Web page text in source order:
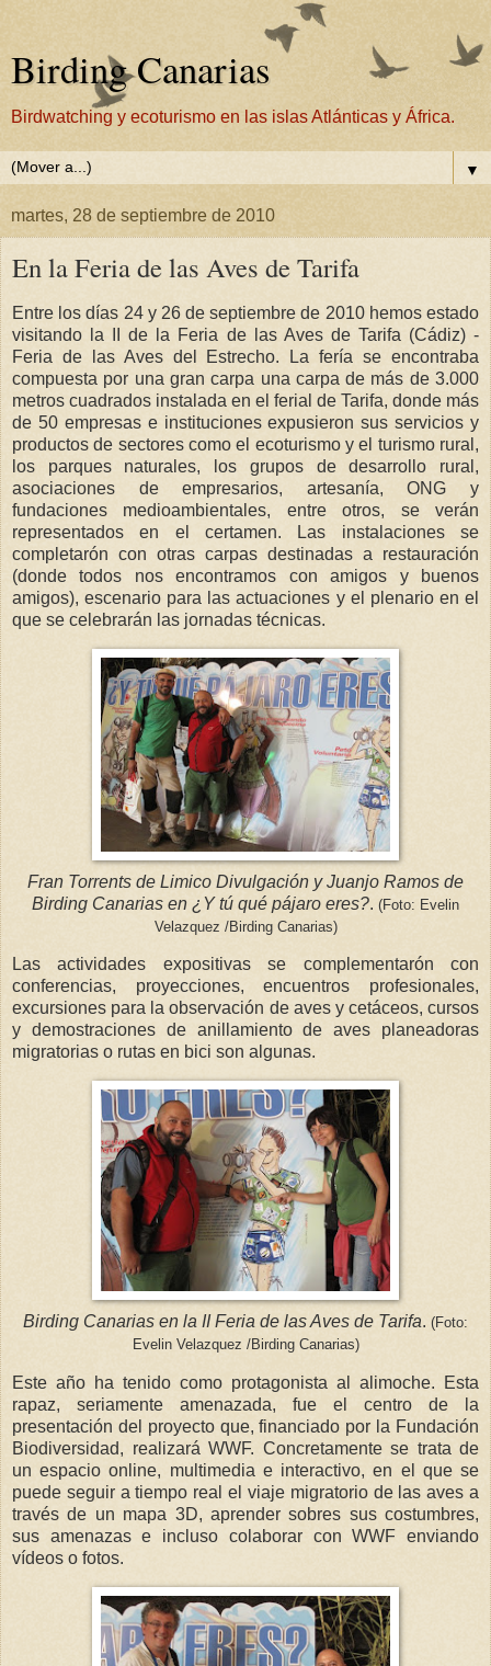
Birding Canarias
Birdwatching y ecoturismo en las islas Atlánticas y África.
▼
martes, 28 de septiembre de 2010
En la Feria de las Aves de Tarifa
Entre los días 24 y 26 de septiembre de 2010 hemos estado
visitando la II de la Feria de las Aves de Tarifa (Cádiz) -
Feria de las Aves del Estrecho. La fería se encontraba
compuesta por una gran carpa una carpa de más de 3.000
metros cuadrados instalada en el ferial de Tarifa, donde más
de 50 empresas e instituciones expusieron sus servicios y
productos de sectores como el ecoturismo y el turismo rural,
los parques naturales, los grupos de desarrollo rural,
asociaciones de empresarios, artesanía, ONG y
fundaciones medioambientales, entre otros, se verán
representados en el certamen. Las instalaciones se
completarón con otras carpas destinadas a restauración
(donde todos nos encontramos con amigos y buenos
amigos), escenario para las actuaciones y el plenario en el
que se celebrarán las jornadas técnicas.
Fran Torrents de Limico Divulgación y Juanjo Ramos de
Birding Canarias en ¿Y tú qué pájaro eres?. (Foto: Evelin
Velazquez /Birding Canarias)
Las actividades expositivas se complementarón con
conferencias, proyecciones, encuentros profesionales,
excursiones para la observación de aves y cetáceos, cursos
y demostraciones de anillamiento de aves planeadoras
migratorias o rutas en bici son algunas.
Birding Canarias en la II Feria de las Aves de Tarifa. (Foto:
Evelin Velazquez /Birding Canarias)
Este año ha tenido como protagonista al alimoche. Esta
rapaz, seriamente amenazada, fue el centro de la
presentación del proyecto que, financiado por la Fundación
Biodiversidad, realizará WWF. Concretamente se trata de
un espacio online, multimedia e interactivo, en el que se
puede seguir a tiempo real el viaje migratorio de las aves a
través de un mapa 3D, aprender sobres sus costumbres,
sus amenazas e incluso colaborar con WWF enviando
vídeos o fotos.